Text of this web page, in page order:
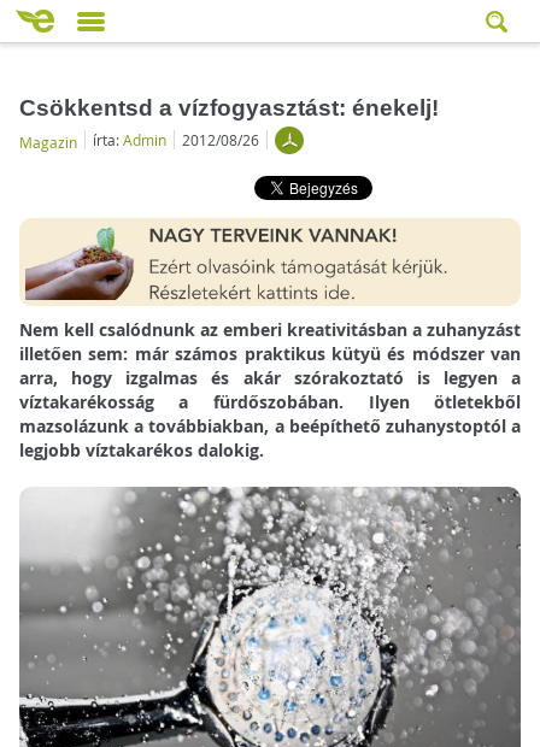
Csökkentsd a vízfogyasztást: énekelj!
Magazin írta:Admin 2012/08/26
Nem kell csalódnunk az emberi kreativitásban a zuhanyzást
illetően sem: már számos praktikus kütyü és módszer van
arra, hogy izgalmas és akár szórakoztató is legyen a
víztakarékosság a fürdőszobában. Ilyen ötletekből
mazsolázunk a továbbiakban, a beépíthető zuhanystoptól a
legjobb víztakarékos dalokig.